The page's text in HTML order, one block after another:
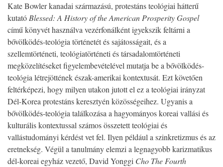
Kate Bowler kanadai származású, protestáns teológiai hátterű
kutatóBlessed: A History of the American Prosperity Gospel
című könyvét használva vezérfonálként igyekszik feltárni a
bővölködés-teológia történetét és sajátosságait, és a
szellemtörténeti, teológiatörténeti és társadalomtörténeti
megközelítéseket figyelembevételével mutatja be a bővölködés-
teológia létrejöttének észak-amerikai kontextusát. Ezt követően
feltérképezi, hogy milyen utakon jutott el ez a teológiai irányzat
Dél-Korea protestáns keresztyén közösségeihez. Ugyanis a
bővölködés-teológia találkozása a hagyományos koreai vallási és
kulturális kontextussal számos összetett teológiai és
vallástudományi kérdést vet fel. Ilyen például a szinkretizmus és az
eretnekség. Végül a tanulmány elemzi a legnagyobb karizmatikus
dél-koreai egyház vezető, David Yonggi Cho The Fourth